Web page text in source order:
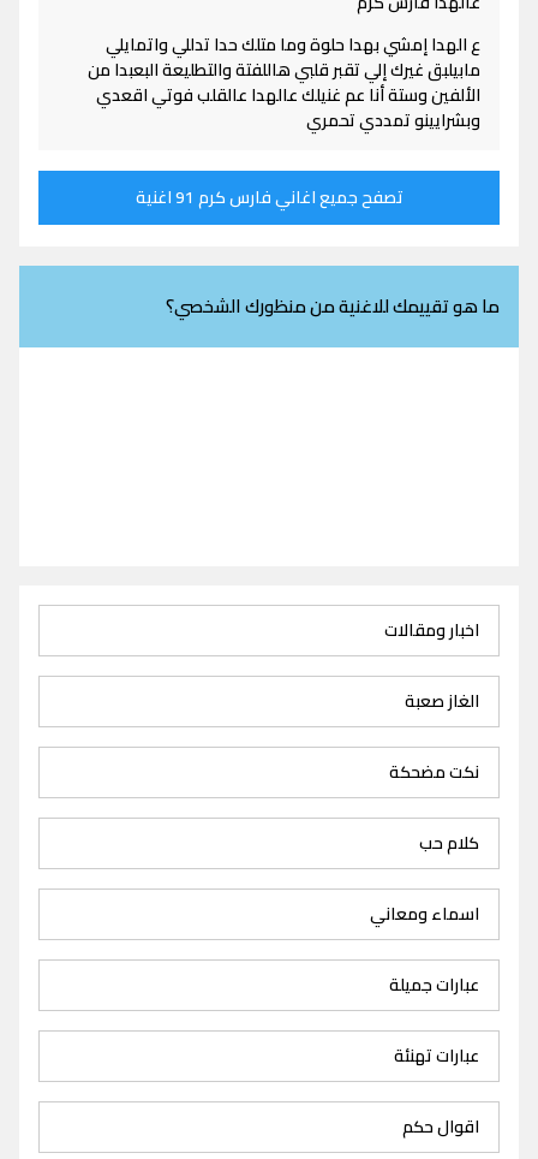
ع الهدا إمشي بهدا حلوة وما متلك حدا تدللي واتمايلي
مابيلبق غيرك إلي تقبر قلبي هاللفتة والتطليعة البعبدا من
الألفين وستة أنا عم غنيلك عالهدا عالقلب فوتي اقعدي
وبشرايينو تمددي تحمري
تصفح جميع اغاني فارس كرم 91 اغنية
ما هو تقييمك للاغنية من منظورك الشخصي؟
اخبار ومقالات
الغاز صعبة
نكت مضحكة
كلام حب
اسماء ومعاني
عبارات جميلة
عبارات تهنئة
اقوال حكم